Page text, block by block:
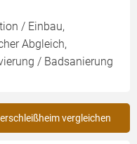
/ Einbau,
Abgleich,
/ Badsanierung
vergleichen